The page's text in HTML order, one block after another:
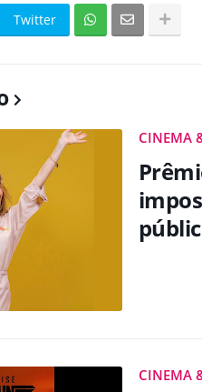
Twitter
CINEMA
CINEMA